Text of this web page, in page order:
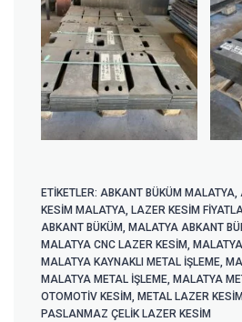
ETIKETLER: ABKANT BÜKÜM MALATYA,
KESIM MALATYA, LAZER KESIM
ABKANT BÜKÜM, MALATYA ABKANT
MALATYA CNC LAZER KESIM,
MALATYA KAYNAKLI METAL IŞLEME,
MALATYA METAL IŞLEME, MALATYA
OTOMOTIV KESIM, METAL LAZER
PASLANMAZ ÇELIK LAZER KESIM